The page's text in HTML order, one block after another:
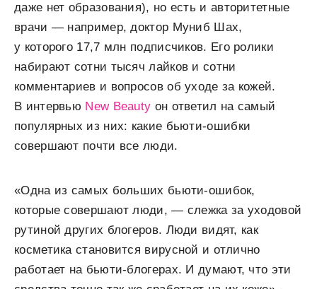
даже нет образования), но есть и авторитетные
врачи — например, доктор Муниб Шах,
у которого 17,7 млн подписчиков. Его ролики
набирают сотни тысяч лайков и сотни
комментариев и вопросов об уходе за кожей.
В интервью New Beauty он ответил на самый
популярных из них: какие бьюти-ошибки
совершают почти все люди.
«Одна из самых больших бьюти-ошибок,
которые совершают люди, — слежка за уходовой
рутиной других блогеров. Люди видят, как
косметика становится вирусной и отлично
работает на бьюти-блогерах. И думают, что эти